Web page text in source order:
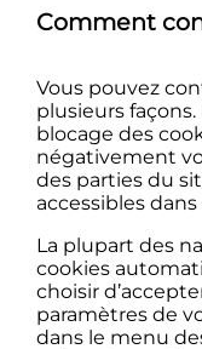
Comment
Vous pouvez
plusieurs
blocage des
négativement
des parties du
accessibles
La plupart des
cookies
choisir
paramètres de
dans le menu